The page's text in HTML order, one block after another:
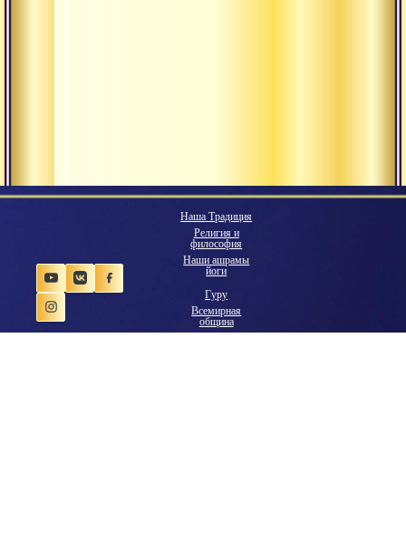
Наша Традиция
Религия и
философия
Наши ашрамы
йоги
Гуру
Всемирная
община